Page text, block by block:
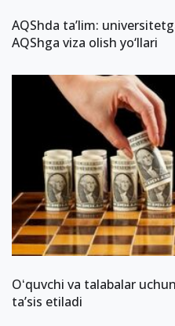
AQShda ta’lim:
AQShga viza olish yo‘llari
Oʻquvchi va talabalar
taʼsis etiladi